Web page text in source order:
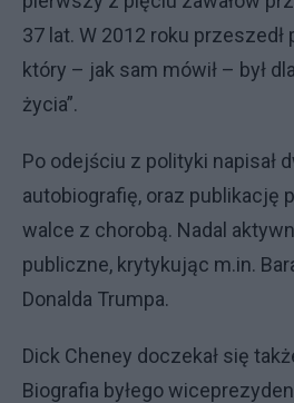
37 lat. W 2012 roku
który – jak sam mówił – był
życia”.
Po odejściu z polityki napisał
autobiografię, oraz publikację
walce z chorobą. Nadal
publiczne, krytykując m.in.
Donalda Trumpa.
Dick Cheney doczekał się
Biografia byłego